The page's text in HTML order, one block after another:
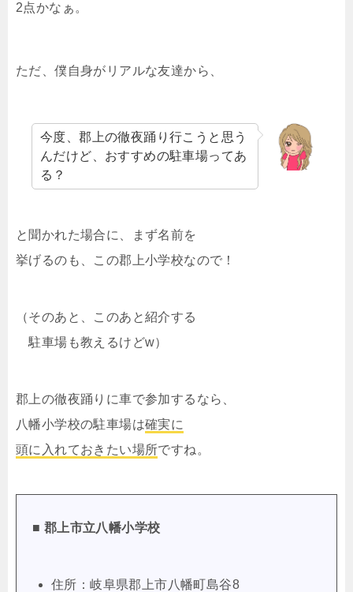
2点かなぁ。
ただ、僕自身がリアルな友達から、
今度、郡上の徹夜踊り行こうと思う
んだけど、おすすめの駐車場ってあ
る？
と聞かれた場合に、まず名前を
挙げるのも、この郡上小学校なので！
（そのあと、このあと紹介する
駐車場も教えるけどw）
郡上の徹夜踊りに車で参加するなら、
八幡小学校の駐車場は確実に
頭に入れておきたい場所ですね。
■ 郡上市立八幡小学校
住所：岐阜県郡上市八幡町島谷8